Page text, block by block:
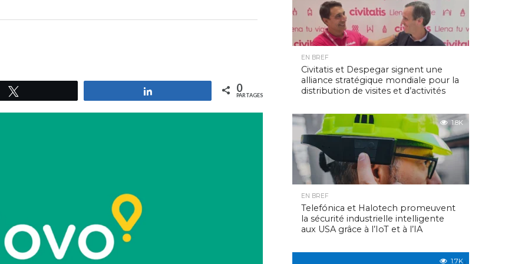
0
PARTAGES
EN BREF
Civitatis et Despegar signent une
alliance stratégique mondiale pour la
distribution de visites et d’activités
1.8K
EN BREF
Telefónica et Halotech promeuvent
la sécurité industrielle intelligente
aux USA grâce à l’IoT et à l’IA
1.7K